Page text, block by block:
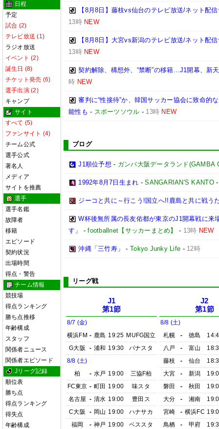
日程
予定
試合 (2)
テレビ放送 (1)
ラジオ放送
イベント (2)
誕生日 (8)
チケット発売 (6)
選手出演 (2)
キャンプ
サイト
すべて (5)
ファンサイト (4)
チーム公式
選手公式
著名人
メディア
サイトを推薦
選手
選手名鑑
故障者
移籍
エピソード
契約状況
出場時間
得点・警告
チーム情報
競技場
得点ランキング
勝ち点推移
年齢構成
スタッフ
関係者ニュース
関係者エピソード
Jリーグ記録
順位表
勝ち点
得点ランキング
得失点
年齢構成
【8月8日】藤枝vs仙台のテレビ放送/ネット配
13時 NEW
【8月8日】大宮vs新潟のテレビ放送/ネット配
13時 NEW
契約解除、構想外、“禁断”の移籍…J1開幕、新
時 NEW
審判に“性接待”か、韓国サッカー協会に致命
能性も - スポーツソウル - 13時 NEW
ブログ
J1順位予想 - ガンバ大阪データランド(GAMBA
1992年8月7日生まれ -SANGARIAN'S KANTO
ジーコと共に～行こう!国立へ!!鹿島と共に戦う
W杯後無所属の長友佑都が東京のJ1開幕戦に来
す」
-footballnet【サッカーまとめ】 - 13時 NEW
沖縄「三竹寿」 - Tokyo Junky Life - 12時
リーグ戦
J1
第1節
8/7 (金)
横浜FM - 鹿島 19:25 MUFG国立
G大阪
- 浦和 19:30
パナスタ
8/8 (土)
柏
- 水戸 19:00
三協F柏
FC東京 - 町田 19:00
味スタ
名古屋 - 清水 19:00
豊田ス
C大阪
- 岡山 19:00
ハナサカ
福岡
- 神戸 19:00
ベススタ
J2
第1節
8/8 (土)
札幌
- 徳島
八戸
- 富山
藤枝
- 仙台
大宮
- 新潟
磐田
- 秋田
大分
- 湘南
宮崎
- 横浜FC
鳥栖
- 甲府